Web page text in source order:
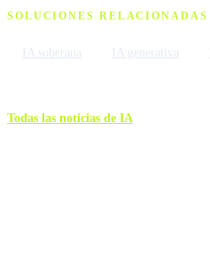
SOLUCIONES RELACIONADAS
IA soberana IA generativa
Todas las noticias de IA